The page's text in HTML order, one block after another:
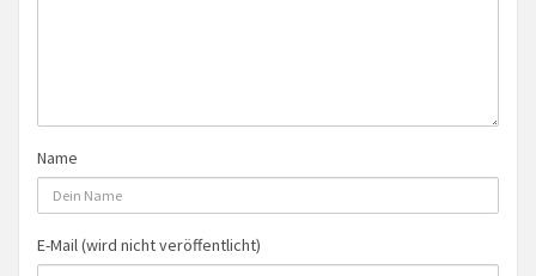
Name
E-Mail (wird nicht veröffentlicht)